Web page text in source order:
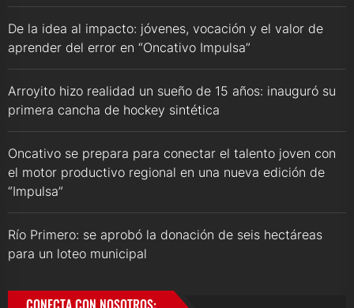
De la idea al impacto: jóvenes, vocación y el valor de
aprender del error en “Oncativo Impulsa”
Arroyito hizo realidad un sueño de 15 años: inauguró su
primera cancha de hockey sintética
Oncativo se prepara para conectar el talento joven con
el motor productivo regional en una nueva edición de
“Impulsa”
Río Primero: se aprobó la donación de seis hectáreas
para un loteo municipal